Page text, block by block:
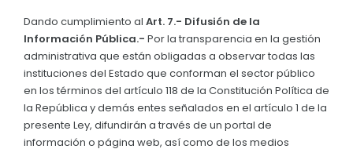
GEOGRAFÍA
Ubicación
Clima
NEW
Sesiones Extraordinarias
Resoluciones
Convocatorias
GESTIÓN ADMINISTRATIVA
CIUDADANÍA ACTIVA
Solicitud de acceso información pública
TURISMO
Dando cumplimiento al Art. 7.- Difusión de la
Información Pública.- Por la transparencia en la gestión
administrativa que están obligadas a observar todas las
instituciones del Estado que conforman el sector público
en los términos del artículo 118 de la Constitución Política de
la República y demás entes señalados en el artículo 1 de la
presente Ley, difundirán a través de un portal de
información o página web, así como de los medios